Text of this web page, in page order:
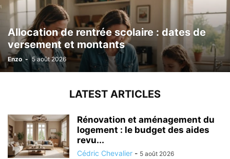
Allocation de rentrée scolaire : dates de
versement et montants
Enzo - 5 août 2026
LATEST ARTICLES
Rénovation et aménagement du
logement : le budget des aides
revu...
Cédric Chevalier - 5 août 2026